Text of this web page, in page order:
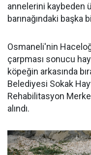
annelerini kaybeden
barınağındaki başka
Osmaneli'nin
çarpması sonucu
köpeğin arkasında
Belediyesi Sokak
Rehabilitasyon
alındı.